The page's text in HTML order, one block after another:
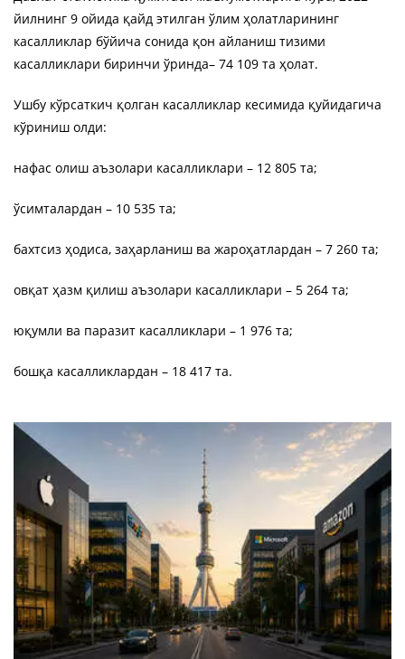
йилнинг 9 ойида қайд этилган ўлим ҳолатларининг
касалликлар бўйича сонида қон айланиш тизими
касалликлари биринчи ўринда– 74 109 та ҳолат.
Ушбу кўрсаткич қолган касалликлар кесимида қуйидагича
кўриниш олди:
нафас олиш аъзолари касалликлари – 12 805 та;
ўсимталардан – 10 535 та;
бахтсиз ҳодиса, заҳарланиш ва жароҳатлардан – 7 260 та;
овқат ҳазм қилиш аъзолари касалликлари – 5 264 та;
юқумли ва паразит касалликлари – 1 976 та;
бошқа касалликлардан – 18 417 та.